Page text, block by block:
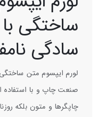
ساختگی با
سادگی
لورم ایپسوم متن
صنعت چاپ و با استفاده
چاپگرها و متون بلکه